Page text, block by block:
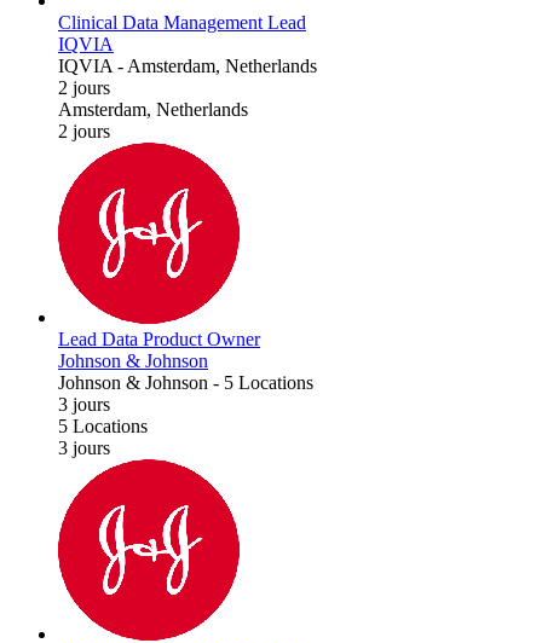
Clinical Data Management Lead
IQVIA
IQVIA - Amsterdam, Netherlands
2 jours
Amsterdam, Netherlands
2 jours
Lead Data Product Owner
Johnson & Johnson
Johnson & Johnson - 5 Locations
3 jours
5 Locations
3 jours